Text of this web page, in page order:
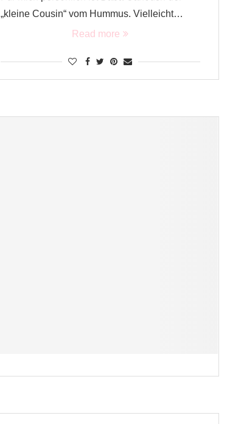
„kleine Cousin“ vom Hummus. Vielleicht…
Read more